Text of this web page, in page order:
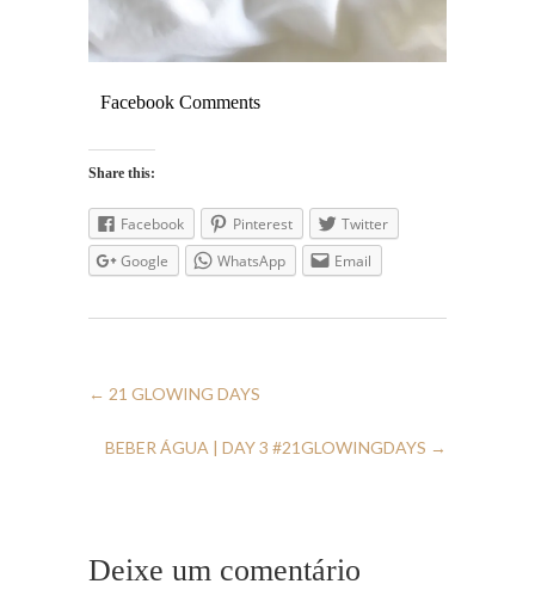
Facebook Comments
Share this:
Facebook Pinterest
Twitter
Google
WhatsApp Email
← 21 GLOWING DAYS
BEBER ÁGUA | DAY 3 #21GLOWINGDAYS →
Deixe um comentário